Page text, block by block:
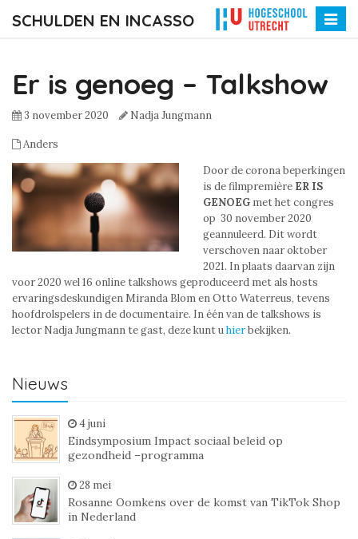
SCHULDEN EN INCASSO
Toggle
Er is genoeg – Talkshow
3 november 2020 Nadja Jungmann
Anders
Door de corona beperkingen
is de filmpremière ER IS
GENOEG met het congres
op 30 november 2020
geannuleerd. Dit wordt
verschoven naar oktober
2021. In plaats daarvan zijn
voor 2020 wel 16 online talkshows geproduceerd met als hosts
ervaringsdeskundigen Miranda Blom en Otto Waterreus, tevens
hoofdrolspelers in de documentaire. In één van de talkshows is
lector Nadja Jungmann te gast, deze kunt uhierbekijken.
Nieuws
4 juni
Eindsymposium Impact sociaal beleid op
gezondheid –programma
28 mei
Rosanne Oomkens over de komst van TikTok Shop
in Nederland